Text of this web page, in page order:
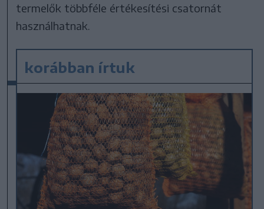
termelők többféle értékesítési csatornát
használhatnak.
korábban írtuk